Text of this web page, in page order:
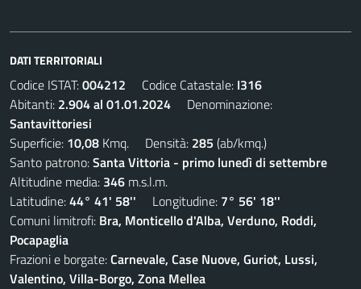
DATI TERRITORIALI
Codice ISTAT:004212 Codice Catastale: I316
Abitanti: 2.904 al 01.01.2024 Denominazione:
Santavittoriesi
Superficie: 10,08 Kmq. Densità: 285 (ab/kmq.)
Santo patrono:Santa Vittoria - primo lunedì di settembre
Altitudine media: 346 m.s.l.m.
Latitudine:44° 41' 58'' Longitudine: 7° 56' 18''
Comuni limitrofi: Bra, Monticello d'Alba, Verduno, Roddi,
Pocapaglia
Frazioni e borgate:Carnevale, Case Nuove, Guriot, Lussi,
Valentino, Villa-Borgo, Zona Mellea